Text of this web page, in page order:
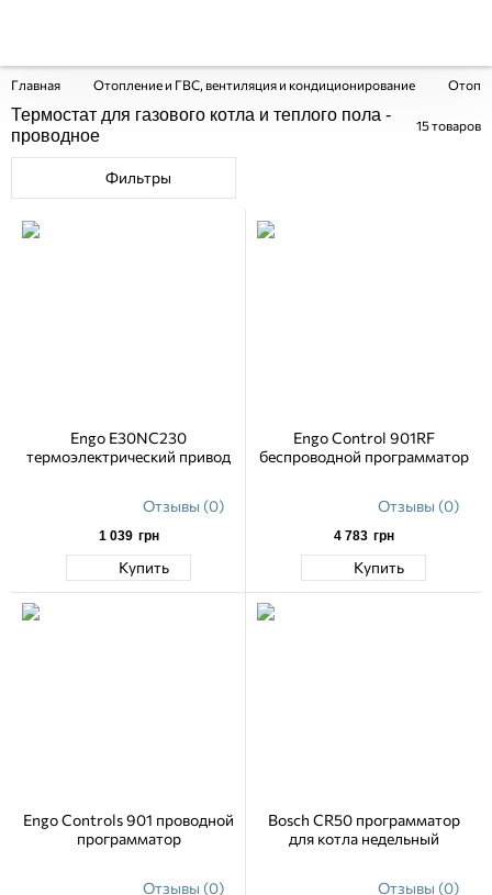
Главная Отопление и ГВС, вентиляция и кондиционирование
Термостат для газового котла и теплого пола -
проводное
15товаров
Фильтры
Engo E30NC230
термоэлектрический привод
Отзывы (0)
1 039 грн
Купить
Engo Control 901RF
беспроводной программатор
Отзывы (0)
4 783 грн
Купить
Engo Controls 901 проводной
программатор
Отзывы (0)
Bosch CR50 программатор
для котла недельный
Отзывы (0)